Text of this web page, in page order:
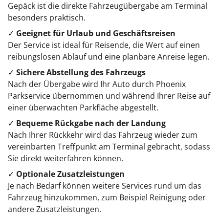
Gepäck ist die direkte Fahrzeugübergabe am Terminal
besonders praktisch.
✓ Geeignet für Urlaub und Geschäftsreisen
Der Service ist ideal für Reisende, die Wert auf einen
reibungslosen Ablauf und eine planbare Anreise legen.
✓ Sichere Abstellung des Fahrzeugs
Nach der Übergabe wird Ihr Auto durch Phoenix
Parkservice übernommen und während Ihrer Reise auf
einer überwachten Parkfläche abgestellt.
✓ Bequeme Rückgabe nach der Landung
Nach Ihrer Rückkehr wird das Fahrzeug wieder zum
vereinbarten Treffpunkt am Terminal gebracht, sodass
Sie direkt weiterfahren können.
✓ Optionale Zusatzleistungen
Je nach Bedarf können weitere Services rund um das
Fahrzeug hinzukommen, zum Beispiel Reinigung oder
andere Zusatzleistungen.